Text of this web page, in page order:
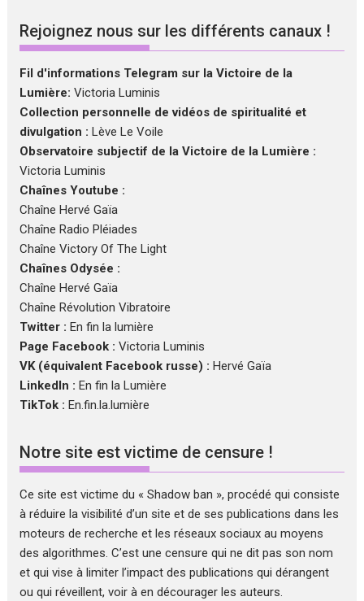
Rejoignez nous sur les différents canaux !
Fil d'informations Telegram sur la Victoire de la
Lumière: Victoria Luminis
Collection personnelle de vidéos de spiritualité et
divulgation : Lève Le Voile
Observatoire subjectif de la Victoire de la Lumière :
Victoria Luminis
Chaînes Youtube :
Chaîne Hervé Gaïa
Chaîne Radio Pléiades
Chaîne Victory Of The Light
Chaînes Odysée :
Chaîne Hervé Gaïa
Chaîne Révolution Vibratoire
Twitter : En fin la lumière
Page Facebook : Victoria Luminis
VK (équivalent Facebook russe) : Hervé Gaïa
LinkedIn : En fin la Lumière
TikTok : En.fin.la.lumière
Notre site est victime de censure !
Ce site est victime du « Shadow ban », procédé qui consiste
à réduire la visibilité d’un site et de ses publications dans les
moteurs de recherche et les réseaux sociaux au moyens
des algorithmes. C’est une censure qui ne dit pas son nom
et qui vise à limiter l’impact des publications qui dérangent
ou qui réveillent, voir à en décourager les auteurs.